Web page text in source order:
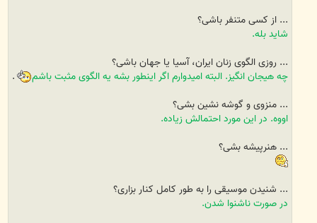
... از کسی متنفر باشی؟
شاید بله.
... روزی الگوی زنان ایران، آسیا یا جهان باشی؟
چه هیجان انگیز. البته امیدوارم اگر اینطور بشه یه الگوی مثبت باشم
.
... منزوی و گوشه نشین بشی؟
اووه. در این مورد احتمالش زیاده.
... هنرپیشه بشی؟
... شنیدن موسیقی را به طور کامل کنار بزاری؟
در صورت ناشنوا شدن.